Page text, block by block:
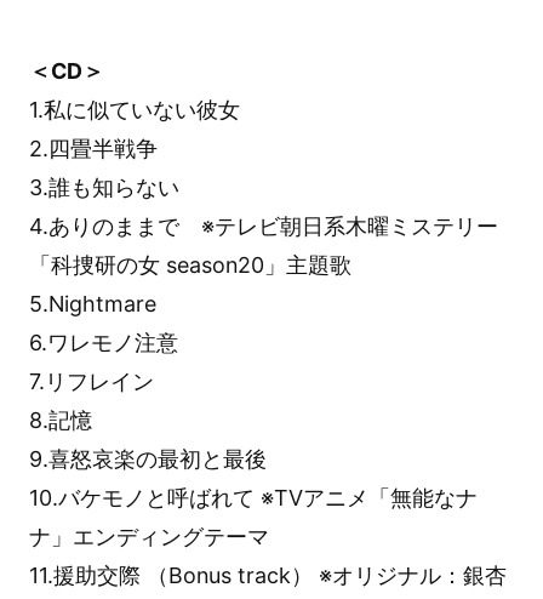
＜CD＞
1.私に似ていない彼女
2.四畳半戦争
3.誰も知らない
4.ありのままで ※テレビ朝日系木曜ミステリー
「科捜研の女 season20」主題歌
5.Nightmare
6.ワレモノ注意
7.リフレイン
8.記憶
9.喜怒哀楽の最初と最後
10.バケモノと呼ばれて ※TVアニメ「無能なナ
ナ」エンディングテーマ
11.援助交際 （Bonus track） ※オリジナル：銀杏